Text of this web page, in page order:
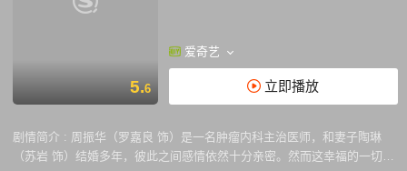
5.6
爱奇艺
立即播放
剧情简介 : 周振华（罗嘉良 饰）是一名肿瘤内科主治医师，和妻子陶琳
（苏岩 饰）结婚多年，彼此之间感情依然十分亲密。然而这幸福的一切在